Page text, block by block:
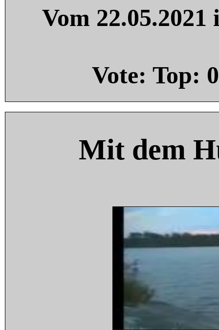
Vom
Vote: Top: 0
Mit dem